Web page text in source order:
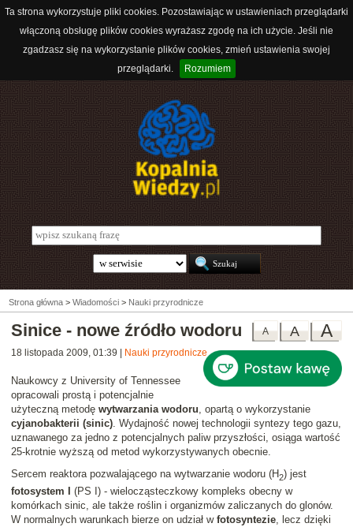
Ta strona wykorzystuje pliki cookies. Pozostawiając w ustawieniach przeglądarki
włączoną obsługę plików cookies wyrażasz zgodę na ich użycie. Jeśli nie
zgadzasz się na wykorzystanie plików cookies, zmień ustawienia swojej
przeglądarki.
Rozumiem
Strona główna > Wiadomości > Nauki przyrodnicze
A
A
A
Sinice - nowe źródło wodoru
18 listopada 2009, 01:39 Nauki przyrodnicze
Naukowcy z University of Tennessee
opracowali prostą i potencjalnie
użyteczną metodę wytwarzania wodoru, opartą o wykorzystanie
cyjanobakterii (sinic). Wydajność nowej technologii syntezy tego gazu,
uznawanego za jedno z potencjalnych paliw przyszłości, osiąga wartość
25-krotnie wyższą od metod wykorzystywanych obecnie.
Sercem reaktora pozwalającego na wytwarzanie wodoru (H2) jest
fotosystem I
(PS I) - wielocząsteczkowy kompleks obecny w
komórkach sinic, ale także roślin i organizmów zaliczanych do glonów.
W normalnych warunkach bierze on udział w fotosyntezie, lecz dzięki